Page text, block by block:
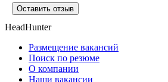
Оставить отзыв
HeadHunter
Размещение вакансий
Поиск по резюме
О компании
Наши вакансии